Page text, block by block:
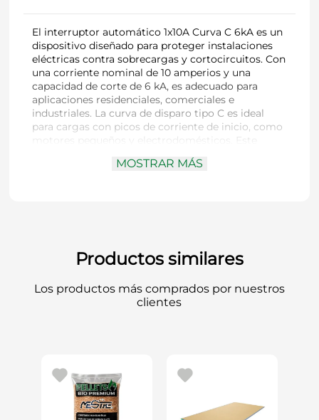
El interruptor automático 1x10A Curva C 6kA es un
dispositivo diseñado para proteger instalaciones
eléctricas contra sobrecargas y cortocircuitos. Con
una corriente nominal de 10 amperios y una
capacidad de corte de 6 kA, es adecuado para
aplicaciones residenciales, comerciales e
industriales. La curva de disparo tipo C es ideal
para cargas con picos de corriente de inicio, como
motores pequeños y electrodomésticos. Este
facilitando su instalación en tableros eléctricos.
MOSTRAR MÁS
Productos similares
Los productos más comprados por nuestros
clientes